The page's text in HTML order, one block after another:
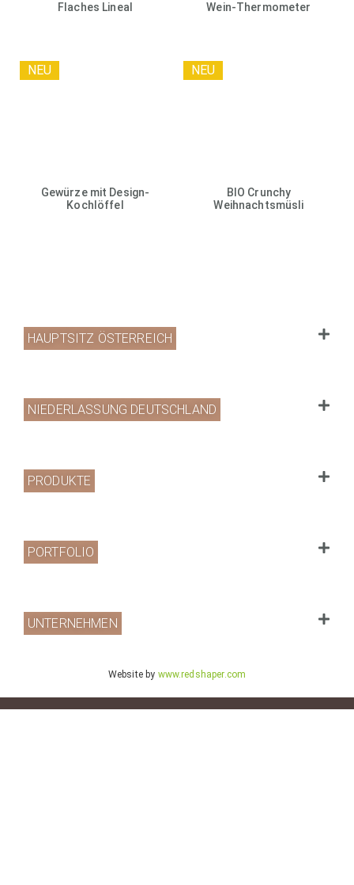
Flaches Lineal Wein-Thermometer
Gewürze mit Design-
Kochlöffel
NEU
BIO Crunchy
Weihnachtsmüsli
NEU
HAUPTSITZ ÖSTERREICH
NIEDERLASSUNG DEUTSCHLAND
PRODUKTE
PORTFOLIO
UNTERNEHMEN
Website by www.redshaper.com